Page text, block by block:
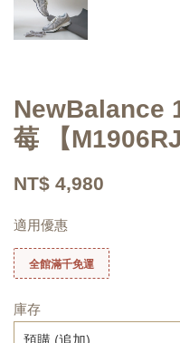
NewBalance
莓 【
NT$ 4,980
適用優惠
全館滿千免運
庫存